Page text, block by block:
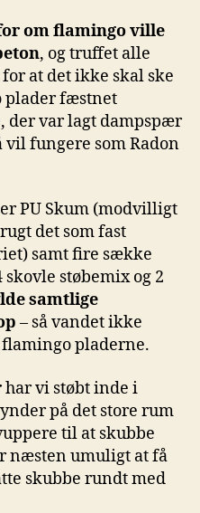
om flamingo ville
, og truffet alle
at det ikke skal ske
plader fæstnet
der var lagt dampspær
fungere som Radon
PU Skum (modvilligt
det som fast
samt fire sække
støbemix og 2
samtlige
– så vandet ikke
pladerne.
har vi støbt inde i
på det store rum
til at skubbe
næsten umuligt at få
skubbe rundt med